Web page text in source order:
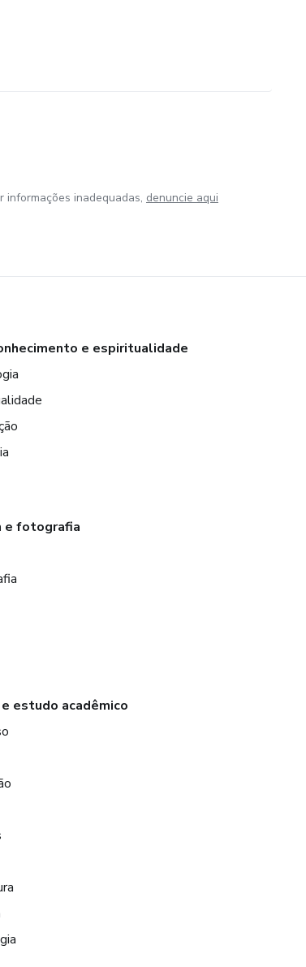
inadequadas, denuncie aqui
e espiritualidade
e fotografia
e estudo acadêmico